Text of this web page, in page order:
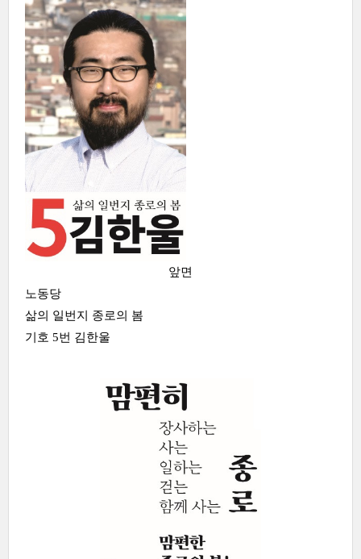
앞면
노동당
삶의 일번지 종로의 봄
기호 5번 김한울